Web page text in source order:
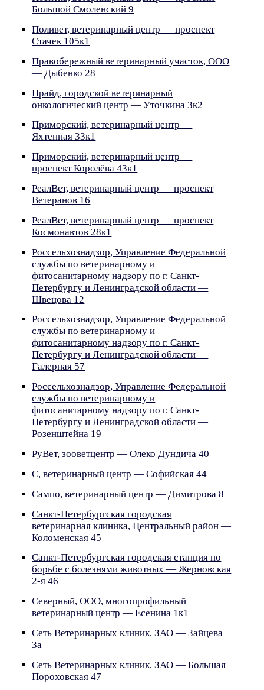
Большой Смоленский 9
Поливет, ветеринарный центр — проспект
Стачек 105к1
Правобережный ветеринарный участок, ООО
— Дыбенко 28
Прайд, городской ветеринарный
онкологический центр — Уточкина 3к2
Приморский, ветеринарный центр —
Яхтенная 33к1
Приморский, ветеринарный центр —
проспект Королёва 43к1
РеалВет, ветеринарный центр — проспект
Ветеранов 16
РеалВет, ветеринарный центр — проспект
Космонавтов 28к1
Россельхознадзор, Управление Федеральной
службы по ветеринарному и
фитосанитарному надзору по г. Санкт-
Петербургу и Ленинградской области —
Швецова 12
Россельхознадзор, Управление Федеральной
службы по ветеринарному и
фитосанитарному надзору по г. Санкт-
Петербургу и Ленинградской области —
Галерная 57
Россельхознадзор, Управление Федеральной
службы по ветеринарному и
фитосанитарному надзору по г. Санкт-
Петербургу и Ленинградской области —
Розенштейна 19
РуВет, зооветцентр — Олеко Дундича 40
С, ветеринарный центр — Софийская 44
Сампо, ветеринарный центр — Димитрова 8
Санкт-Петербургская городская
ветеринарная клиника, Центральный район —
Коломенская 45
Санкт-Петербургская городская станция по
борьбе с болезнями животных — Жерновская
2-я 46
Северный, ООО, многопрофильный
ветеринарный центр — Есенина 1к1
Сеть Ветеринарных клиник, ЗАО — Зайцева
3а
Сеть Ветеринарных клиник, ЗАО — Большая
Пороховская 47